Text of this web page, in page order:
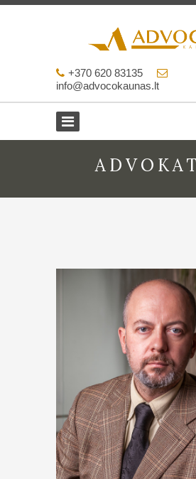
+370 620 83135
info@advocokaunas.lt